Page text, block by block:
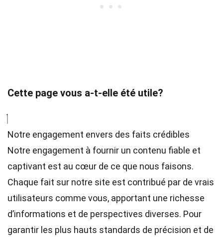
Cette page vous a-t-elle été utile?
Notre engagement envers des faits crédibles
Notre engagement à fournir un contenu fiable et
captivant est au cœur de ce que nous faisons.
Chaque fait sur notre site est contribué par de vrais
utilisateurs comme vous, apportant une richesse
d’informations et de perspectives diverses. Pour
garantir les plus hauts standards de précision et de